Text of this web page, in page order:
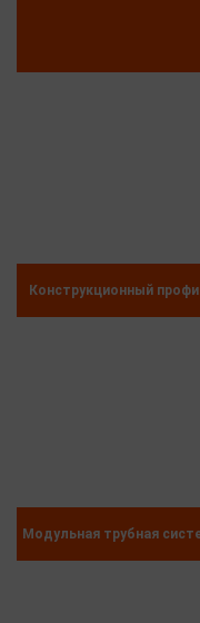
Конструкционный
Модульная трубная